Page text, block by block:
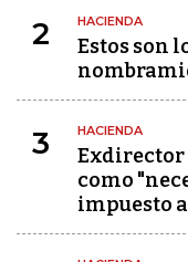
2 HACIENDA
Estos son
3 HACIENDA
Exdirector
como
impuesto